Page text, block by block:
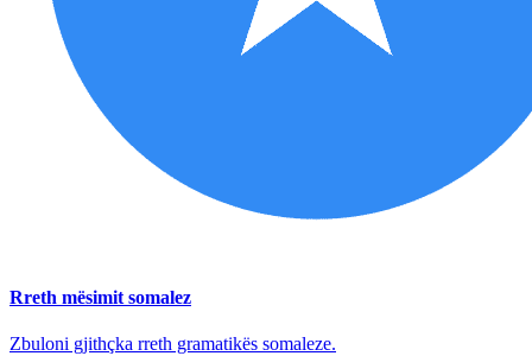
Rreth mësimit somalez
Zbuloni gjithçka rreth gramatikës somaleze.